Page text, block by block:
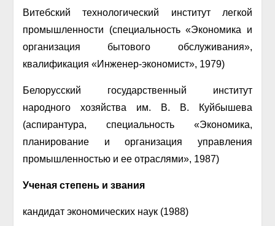
Витебский технологический институт легкой
промышленности (специальность «Экономика и
организация бытового обслуживания»,
квалификация «Инженер-экономист», 1979)
Белорусский государственный институт
народного хозяйства им. В. В. Куйбышева
(аспирантура, специальность «Экономика,
планирование и организация управления
промышленностью и ее отраслями», 1987)
Ученая степень и звания
кандидат экономических наук (1988)